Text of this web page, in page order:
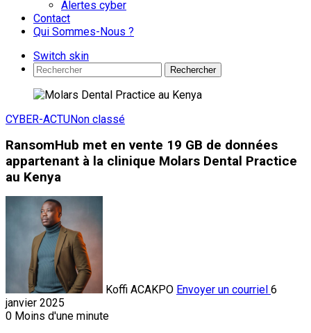
Alertes cyber
Contact
Qui Sommes-Nous ?
Switch skin
Rechercher
CYBER-ACTUNon classé
RansomHub met en vente 19 GB de données
appartenant à la clinique Molars Dental Practice
au Kenya
Koffi ACAKPO Envoyer un courriel 6
janvier 2025
0 Moins d'une minute